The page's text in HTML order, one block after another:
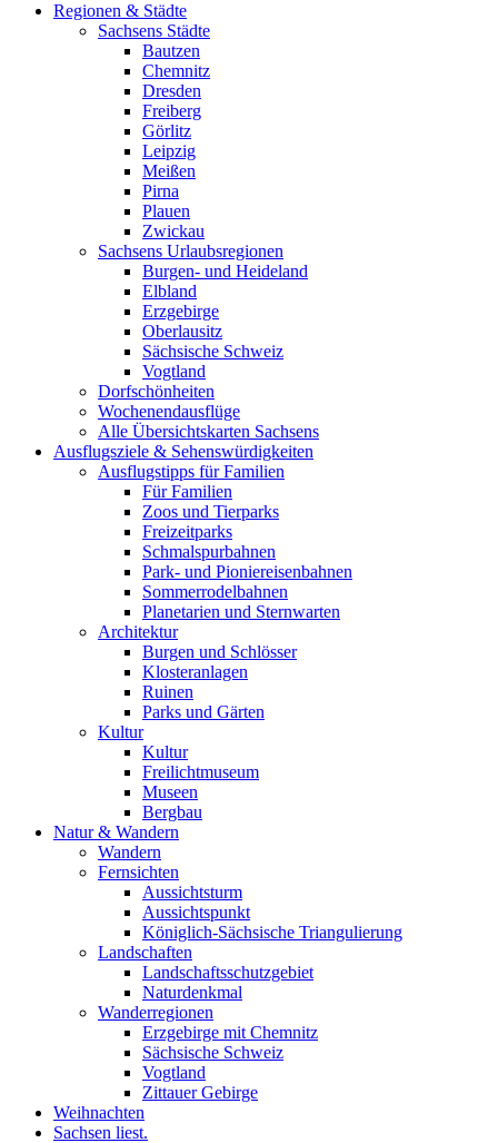
Regionen & Städte
Sachsens Städte
Bautzen
Chemnitz
Dresden
Freiberg
Görlitz
Leipzig
Meißen
Pirna
Plauen
Zwickau
Sachsens Urlaubsregionen
Burgen- und Heideland
Elbland
Erzgebirge
Oberlausitz
Sächsische Schweiz
Vogtland
Dorfschönheiten
Wochenendausflüge
Alle Übersichtskarten Sachsens
Ausflugsziele & Sehenswürdigkeiten
Ausflugstipps für Familien
Für Familien
Zoos und Tierparks
Freizeitparks
Schmalspurbahnen
Park- und Pioniereisenbahnen
Sommerrodelbahnen
Planetarien und Sternwarten
Architektur
Burgen und Schlösser
Klosteranlagen
Ruinen
Parks und Gärten
Kultur
Kultur
Freilichtmuseum
Museen
Bergbau
Natur & Wandern
Wandern
Fernsichten
Aussichtsturm
Aussichtspunkt
Königlich-Sächsische Triangulierung
Landschaften
Landschaftsschutzgebiet
Naturdenkmal
Wanderregionen
Erzgebirge mit Chemnitz
Sächsische Schweiz
Vogtland
Zittauer Gebirge
Weihnachten
Sachsen liest.